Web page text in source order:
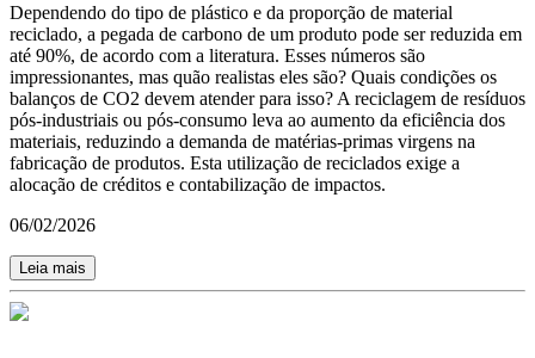
Dependendo do tipo de plástico e da proporção de material
reciclado, a pegada de carbono de um produto pode ser reduzida em
até 90%, de acordo com a literatura. Esses números são
impressionantes, mas quão realistas eles são? Quais condições os
balanços de CO2 devem atender para isso? A reciclagem de resíduos
pós-industriais ou pós-consumo leva ao aumento da eficiência dos
materiais, reduzindo a demanda de matérias-primas virgens na
fabricação de produtos. Esta utilização de reciclados exige a
alocação de créditos e contabilização de impactos.
06/02/2026
Leia mais